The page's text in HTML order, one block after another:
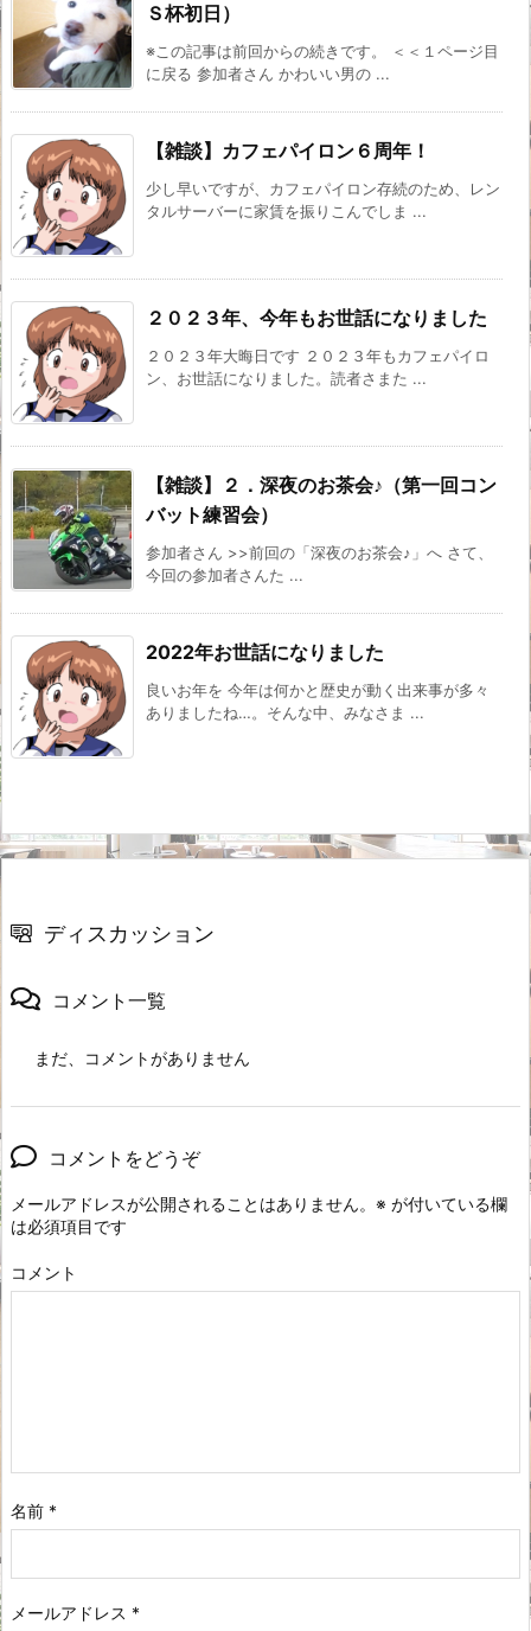
Ｓ杯初日）
※この記事は前回からの続きです。 ＜＜１ページ目
に戻る 参加者さん かわいい男の ...
【雑談】カフェパイロン６周年！
少し早いですが、カフェパイロン存続のため、レン
タルサーバーに家賃を振りこんでしま ...
２０２３年、今年もお世話になりました
２０２３年大晦日です ２０２３年もカフェパイロ
ン、お世話になりました。読者さまた ...
【雑談】２．深夜のお茶会♪（第一回コン
バット練習会）
参加者さん >>前回の「深夜のお茶会♪」へ さて、
今回の参加者さんた ...
2022年お世話になりました
良いお年を 今年は何かと歴史が動く出来事が多々
ありましたね…。そんな中、みなさま ...
ディスカッション
コメント一覧
まだ、コメントがありません
コメントをどうぞ
メールアドレスが公開されることはありません。 ※ が付いている欄
は必須項目です
コメント
名前 *
メールアドレス *